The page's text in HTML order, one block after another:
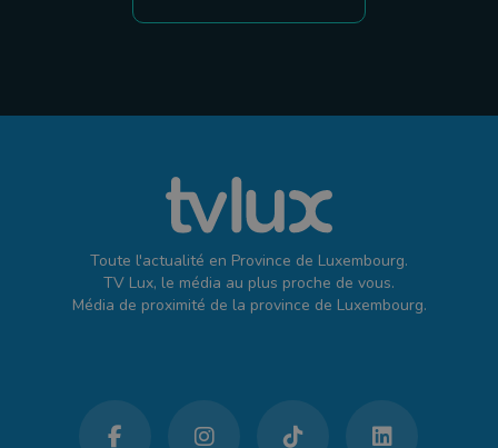
Toute l'actualité en Province de Luxembourg.
TV Lux, le média au plus proche de vous.
Média de proximité de la province de Luxembourg.